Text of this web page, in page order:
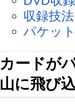
収録技法
パケッ
カードが
山に飛び